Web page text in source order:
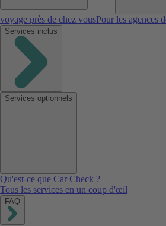
voyage près de chez vousPour les agences
Services inclus
Services optionnels
Qu'est-ce que Car Check ?
Tous les services en un coup d'œil
FAQ